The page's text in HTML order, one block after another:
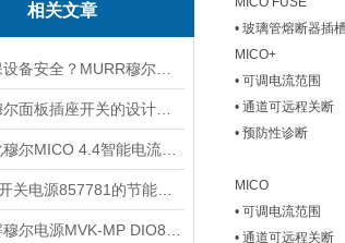
相关文章
• 玻璃管熔断器插
MICO+
• 可调电流范围
• 通道可远程关断
• 预防性诊断
MICO
• 可调电流范围
• 通道可远程关断